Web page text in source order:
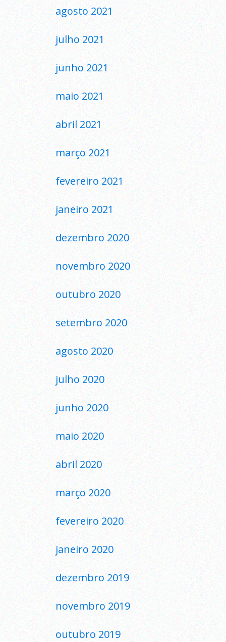
agosto 2021
julho 2021
junho 2021
maio 2021
abril 2021
março 2021
fevereiro 2021
janeiro 2021
dezembro 2020
novembro 2020
outubro 2020
setembro 2020
agosto 2020
julho 2020
junho 2020
maio 2020
abril 2020
março 2020
fevereiro 2020
janeiro 2020
dezembro 2019
novembro 2019
outubro 2019